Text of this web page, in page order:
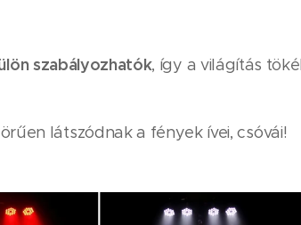
szabályozhatók, így a világítás
látszódnak a fények ívei, csóvái!